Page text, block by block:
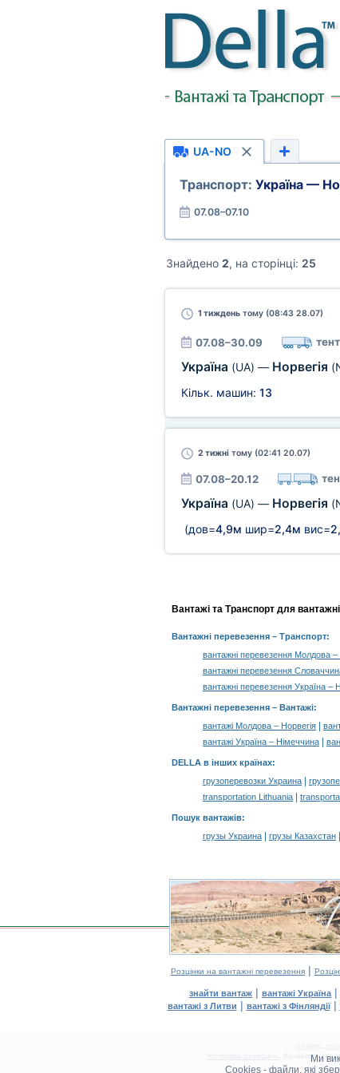
Ми
Cookies - файли, які
UA-NO
Транспорт: Україна —
07.08–07.10
Знайдено 2, на сторінці: 25
1 тижденьтому (08:43 28.07)
07.08–30.09 тент
Україна (UA) — Норвегія
Кільк. машин: 13
2 тижнітому (02:41 20.07)
07.08–20.12
Україна (UA) — Норвегія
(дов=4,9м шир=2,4м вис=
Вантажі та Транспорт для
Вантажні перевезення – Транспорт:
вантажні перевезення Молдова –
вантажні перевезення
вантажні перевезення Україна –
Вантажні перевезення – Вантажі:
вантажі Молдова – Норвегія
вантажі Україна – Німеччина
DELLA в інших країнах:
грузоперевозки Украина
transportation Lithuania
Пошук вантажів:
грузы Украина
грузы Казахстан
Розцінки на вантажні перевезення |
знайти вантаж | вантажі Україна |
вантажі з Литви | вантажі з Фінляндії|
Усі права захищені.
Копіювання